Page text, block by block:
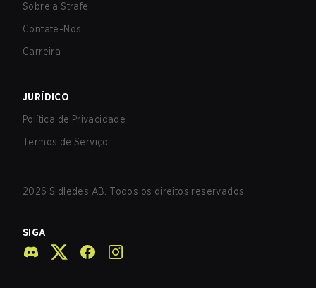
Sobre a Strafe
Contate-Nos
Carreira
JURÍDICO
Política de Privacidade
Termos de Serviço
2026 Sidledes AB. Todos os direitos reservados.
SIGA